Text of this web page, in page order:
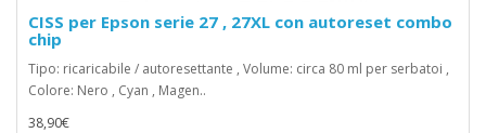
CISS per Epson serie 27 , 27XL con autoreset combo
chip
Tipo: ricaricabile / autoresettante , Volume: circa 80 ml per serbatoi ,
Colore: Nero , Cyan , Magen..
38,90€